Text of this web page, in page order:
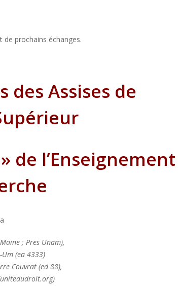
prochains échanges.
Assises de
de l’Enseignement
; Pres Unam),
(ea 4333)
Couvrat (ed 88),